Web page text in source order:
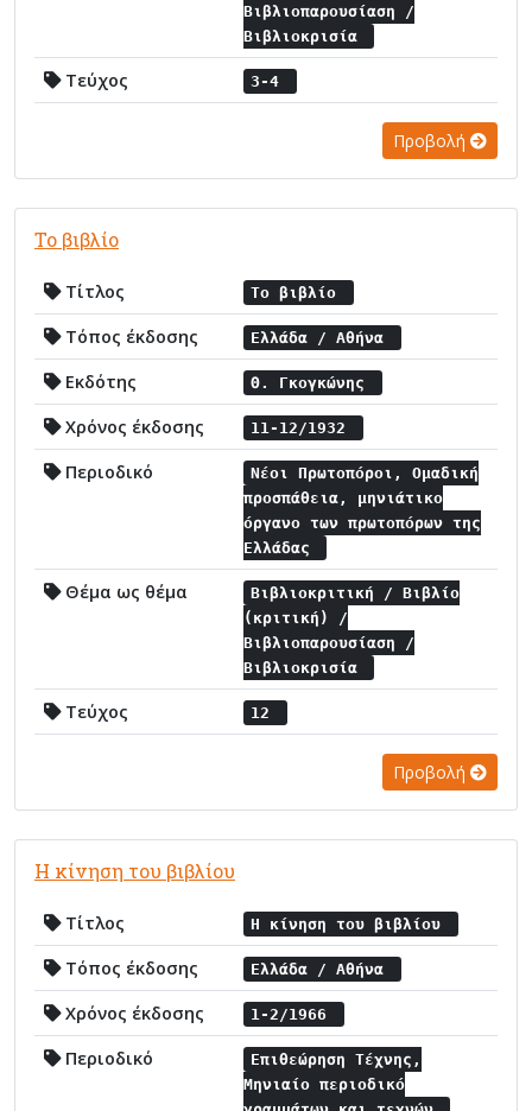
Βιβλιοπαρουσίαση /
Βιβλιοκρισία
Τεύχος 3-4
Προβολή
Το βιβλίο
Τίτλος Το βιβλίο
Τόπος έκδοσης Ελλάδα / Αθήνα
Εκδότης Θ. Γκογκώνης
Χρόνος έκδοσης 11-12/1932
Περιοδικό
Νέοι Πρωτοπόροι, Ομαδική
προσπάθεια, μηνιάτικο
όργανο των πρωτοπόρων της
Ελλάδας
Θέμα ως θέμα
Βιβλιοκριτική / Βιβλίο
(κριτική) /
Βιβλιοπαρουσίαση /
Βιβλιοκρισία
Τεύχος 12
Προβολή
Η κίνηση του βιβλίου
Τίτλος Η κίνηση του βιβλίου
Τόπος έκδοσης Ελλάδα / Αθήνα
Χρόνος έκδοσης 1-2/1966
Περιοδικό
Επιθεώρηση Τέχνης,
Μηνιαίο περιοδικό